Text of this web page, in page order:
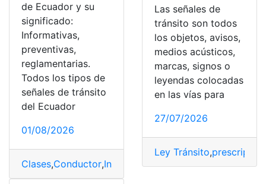
de Ecuador y su
significado:
Informativas,
preventivas,
reglamentarias.
Todos los tipos de
señales de tránsito
del Ecuador
01/08/2026
Clases,Conductor,Información,Señales,Transito
Las señales de
tránsito son todos
los objetos, avisos,
medios acústicos,
marcas, signos o
leyendas colocadas
en las vías para
27/07/2026
Ley Tránsito,